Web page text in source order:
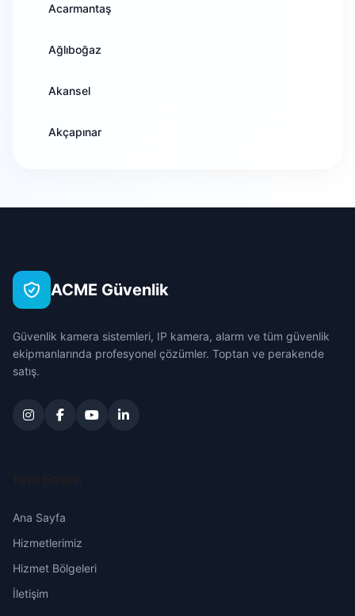
Bingöl
Bitlis
Bolu
Burdur
Çorum
Denizli
Edirne
Erzurum
Tufanbeyli
Yüreğir
Acarmantaş
Ağlıboğaz
Akansel
Akçapınar
Arıkan
Aslanlı
Ayşehoca
Boz
ACME Güvenlik
Güvenlik kamera sistemleri, IP kamera, alarm ve tüm güvenlik
ekipmanlarında profesyonel çözümler. Toptan ve perakende
satış.
Ana Sayfa
Hizmetlerimiz
Hizmet Bölgeleri
İletişim